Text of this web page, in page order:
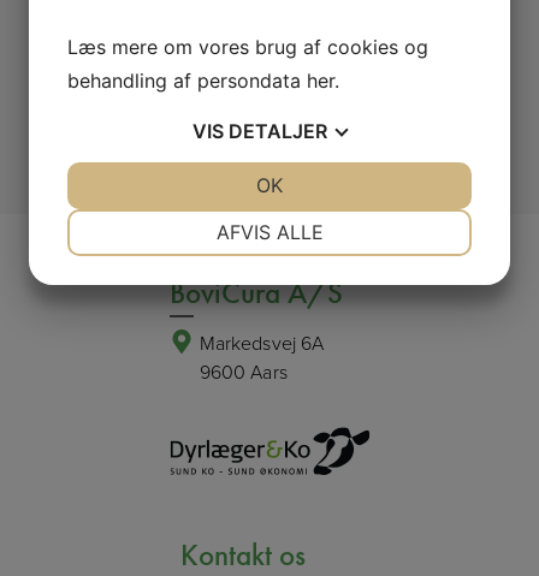
Tilmeld
BoviCura A/S
Markedsvej 6A
9600 Aars
Kontakt os
Læs mere om vores brug af cookies og
behandling af persondata her.
VIS DETALJER
MARKETING STATISTIK
AFVIS ALLE
OK